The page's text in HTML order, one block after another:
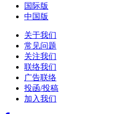
国际版
中国版
关于我们
常见问题
关注我们
联络我们
广告联络
投函/投稿
加入我们